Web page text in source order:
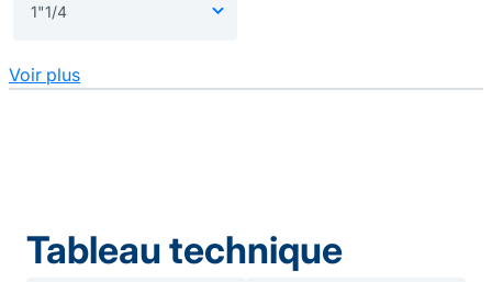
Voir plus
Tableau technique